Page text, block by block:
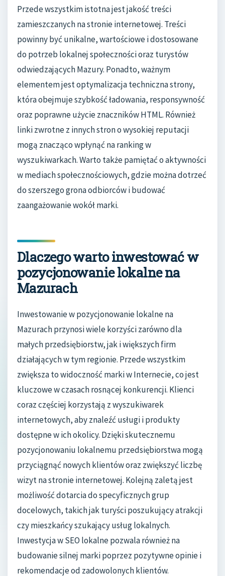
Przede wszystkim istotna jest jakość treści
zamieszczanych na stronie internetowej. Treści
powinny być unikalne, wartościowe i dostosowane
do potrzeb lokalnej społeczności oraz turystów
odwiedzających Mazury. Ponadto, ważnym
elementem jest optymalizacja techniczna strony,
która obejmuje szybkość ładowania, responsywność
oraz poprawne użycie znaczników HTML. Również
linki zwrotne z innych stron o wysokiej reputacji
mogą znacząco wpłynąć na ranking w
wyszukiwarkach. Warto także pamiętać o aktywności
w mediach społecznościowych, gdzie można dotrzeć
do szerszego grona odbiorców i budować
zaangażowanie wokół marki.
Dlaczego warto inwestować w
pozycjonowanie lokalne na
Mazurach
Inwestowanie w pozycjonowanie lokalne na
Mazurach przynosi wiele korzyści zarówno dla
małych przedsiębiorstw, jak i większych firm
działających w tym regionie. Przede wszystkim
zwiększa to widoczność marki w Internecie, co jest
kluczowe w czasach rosnącej konkurencji. Klienci
coraz częściej korzystają z wyszukiwarek
internetowych, aby znaleźć usługi i produkty
dostępne w ich okolicy. Dzięki skutecznemu
pozycjonowaniu lokalnemu przedsiębiorstwa mogą
przyciągnąć nowych klientów oraz zwiększyć liczbę
wizyt na stronie internetowej. Kolejną zaletą jest
możliwość dotarcia do specyficznych grup
docelowych, takich jak turyści poszukujący atrakcji
czy mieszkańcy szukający usług lokalnych.
Inwestycja w SEO lokalne pozwala również na
budowanie silnej marki poprzez pozytywne opinie i
rekomendacje od zadowolonych klientów.